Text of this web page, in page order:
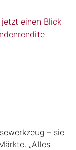
einen Blick
– sie
„Alles